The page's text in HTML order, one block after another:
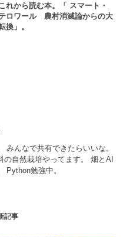
れから読む本。「 スマート・
ロワール 農村消滅論からの大
換」。
みんなで共有できたらいいな。
の自然栽培やってます。 畑とAI
Python勉強中。
記事